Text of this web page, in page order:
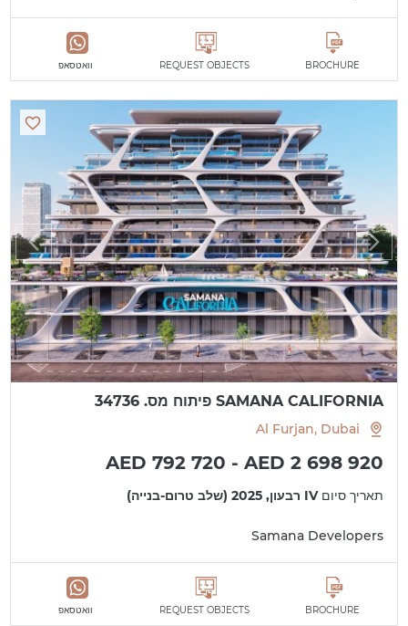
BROCHURE
REQUEST OBJECTS וואטסאפ
SAMANA CALIFORNIA פיתוח מס. 34736
Al Furjan, Dubai
AED 792 720 - AED 2 698 920
תאריך סיוםIV רבעון, 2025 (שלב טרום-בנייה)
Samana Developers
BROCHURE
REQUEST OBJECTS וואטסאפ